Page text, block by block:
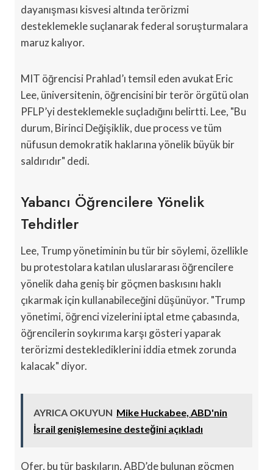
dayanışması kisvesi altında terörizmi
desteklemekle suçlanarak federal soruşturmalara
maruz kalıyor.
MIT öğrencisi Prahlad’ı temsil eden avukat Eric
Lee, üniversitenin, öğrencisini bir terör örgütü olan
PFLP’yi desteklemekle suçladığını belirtti. Lee, "Bu
durum, Birinci Değişiklik, due process ve tüm
nüfusun demokratik haklarına yönelik büyük bir
saldırıdır" dedi.
Yabancı Öğrencilere Yönelik
Tehditler
Lee, Trump yönetiminin bu tür bir söylemi, özellikle
bu protestolara katılan uluslararası öğrencilere
yönelik daha geniş bir göçmen baskısını haklı
çıkarmak için kullanabileceğini düşünüyor. "Trump
yönetimi, öğrenci vizelerini iptal etme çabasında,
öğrencilerin soykırıma karşı gösteri yaparak
terörizmi desteklediklerini iddia etmek zorunda
kalacak" diyor.
AYRICA OKUYUN Mike Huckabee, ABD'nin
İsrail genişlemesine desteğini açıkladı
Ofer, bu tür baskıların, ABD’de bulunan göçmen